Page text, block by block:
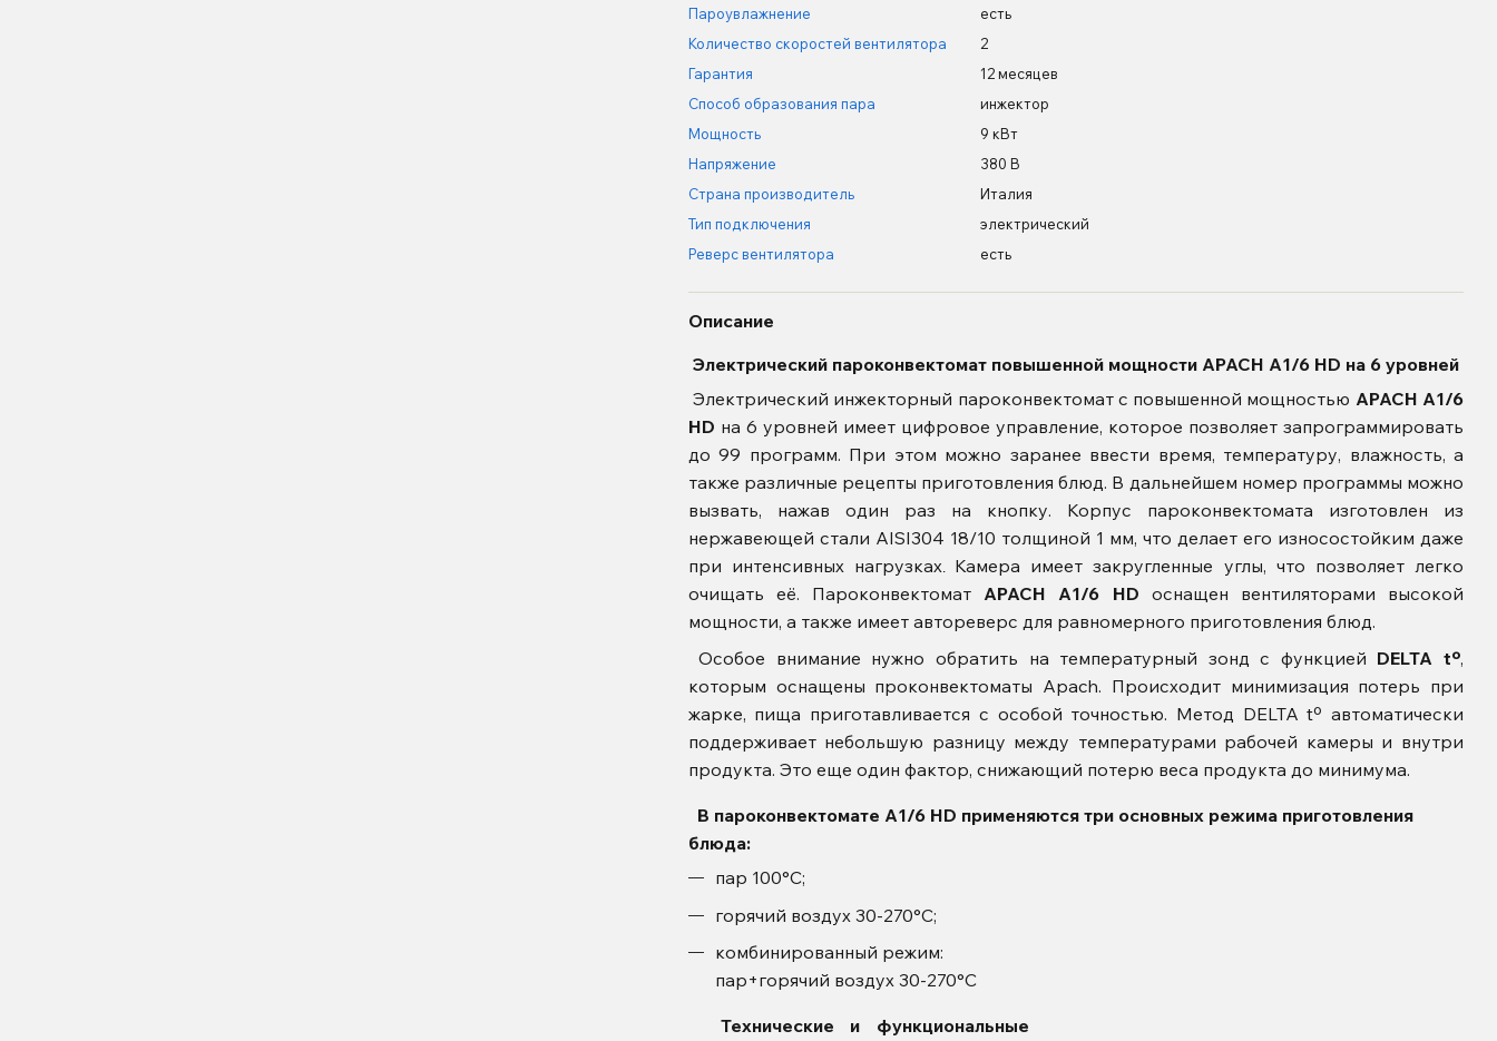
Пароувлажнение
есть
Количество скоростей вентилятора
2
Гарантия
12 месяцев
Способ образования пара
инжектор
Мощность
9 кВт
Напряжение
380 В
Страна производитель
Италия
Тип подключения
электрический
Реверс вентилятора
есть
Описание
Электрический пароконвектомат повышенной мощности APACH A1/6 HD на 6 уровней
Электрический инжекторный пароконвектомат с повышенной мощностью APACH A1/6
HD на 6 уровней имеет цифровое управление, которое позволяет запрограммировать
до 99 программ. При этом можно заранее ввести время, температуру, влажность, а
также различные рецепты приготовления блюд. В дальнейшем номер программы можно
вызвать, нажав один раз на кнопку. Корпус пароконвектомата изготовлен из
нержавеющей стали AISI304 18/10 толщиной 1 мм, что делает его износостойким даже
при интенсивных нагрузках. Камера имеет закругленные углы, что позволяет легко
очищать её. Пароконвектомат APACH A1/6 HD оснащен вентиляторами высокой
мощности, а также имеет автореверс для равномерного приготовления блюд.
Особое внимание нужно обратить на температурный зонд с функцией DELTA tº,
которым оснащены проконвектоматы Apach. Происходит минимизация потерь при
жарке, пища приготавливается с особой точностью. Метод DELTA tº автоматически
поддерживает небольшую разницу между температурами рабочей камеры и внутри
продукта. Это еще один фактор, снижающий потерю веса продукта до минимума.
В пароконвектомате A1/6 HD применяются три основных режима приготовления
блюда:
пар 100°С;
горячий воздух 30-270°С;
комбинированный режим:
пар+горячий воздух 30-270°С
Технические и функциональные